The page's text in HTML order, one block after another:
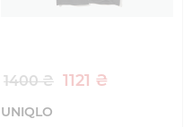
1400 ₴ 1121 ₴
UNIQLO